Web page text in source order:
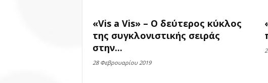
«Vis a Vis» – O δεύτερος κύκλος
της συγκλονιστικής σειράς
στην...
28 Φεβρουαρίου 2019